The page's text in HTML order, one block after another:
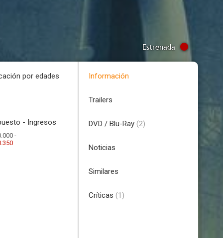
Estrenada
por edades
- Ingresos
-
Información
Trailers
DVD / Blu-Ray (2)
Noticias
Similares
Críticas (1)